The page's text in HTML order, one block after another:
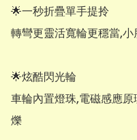
🌟一秒折疊單手提拎
轉彎更靈活寬輪更穩當,
🌟炫酷閃光輪
車輪內置燈珠,電磁感應
爍